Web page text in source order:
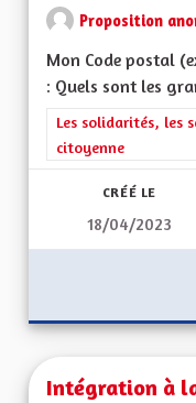
Proposition
Mon Code postal
: Quels sont les
Filtrer les résultats
Les solidarités, les
citoyenne
CRÉÉ LE
18/04/2023
Intégration à